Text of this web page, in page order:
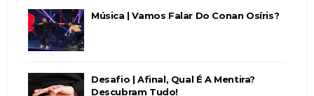
Música | Vamos Falar Do Conan Osíris?
Desafio | Afinal, Qual É A Mentira?
Descubram Tudo!